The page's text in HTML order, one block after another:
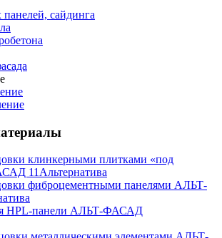
сайдинга
клинкерными плитками «под
11 Альтернатива
фиброцементными панелями АЛЬТ-
HPL-панели АЛЬТ-ФАСАД